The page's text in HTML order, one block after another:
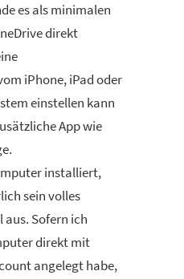
es als minimalen
direkt
iPhone, iPad oder
einstellen kann
App wie
installiert,
sein volles
Sofern ich
direkt mit
angelegt habe,